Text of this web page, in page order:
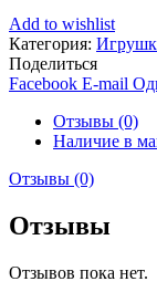
Add to wishlist
Категория:
Поделиться
Facebook E-mail
Отзывы (0)
Наличие в
Отзывы (0)
Отзывы
Отзывов пока нет.